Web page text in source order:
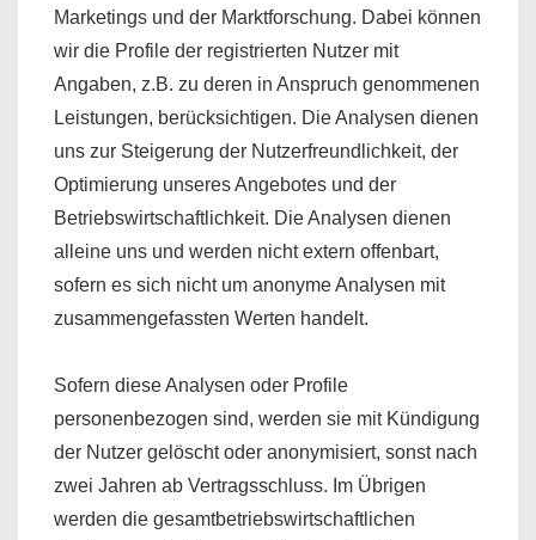
Marketings und der Marktforschung. Dabei können
wir die Profile der registrierten Nutzer mit
Angaben, z.B. zu deren in Anspruch genommenen
Leistungen, berücksichtigen. Die Analysen dienen
uns zur Steigerung der Nutzerfreundlichkeit, der
Optimierung unseres Angebotes und der
Betriebswirtschaftlichkeit. Die Analysen dienen
alleine uns und werden nicht extern offenbart,
sofern es sich nicht um anonyme Analysen mit
zusammengefassten Werten handelt.
Sofern diese Analysen oder Profile
personenbezogen sind, werden sie mit Kündigung
der Nutzer gelöscht oder anonymisiert, sonst nach
zwei Jahren ab Vertragsschluss. Im Übrigen
werden die gesamtbetriebswirtschaftlichen